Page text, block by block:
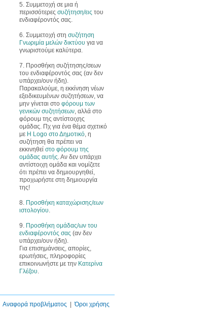
5. Συμμετοχή σε μια ή
περισσότερες συζήτηση/εις του
ενδιαφέροντός σας.
6. Συμμετοχή στη συζήτηση
Γνωριμία μελών δικτύου για να
γνωριστούμε καλύτερα.
7. Προσθήκη συζήτησης/σεων
του ενδιαφέροντός σας (αν δεν
υπάρχει/ουν ήδη).
Παρακαλούμε, η εκκίνηση νέων
εξειδικευμένων συζητήσεων, να
μην γίνεται στο φόρουμ των
γενικών συζητήσεων, αλλά στο
φόρουμ της αντίστοιχης
ομάδας. Πχ για ένα θέμα σχετικό
με Η Logo στο Δημοτικό, η
συζήτηση θα πρέπει να
εκκινηθεί στο φόρουμ της
ομάδας αυτής. Αν δεν υπάρχει
αντίστοιχη ομάδα και νομίζετε
ότι πρέπει να δημιουργηθεί,
προχωρήστε στη δημιουργία
της!
8. Προσθήκη καταχώρισης/εων
ιστολογίου.
9. Προσθήκη ομάδας/ων του
ενδιαφέροντός σας (αν δεν
υπάρχει/ουν ήδη).
Για επισημάνσεις, απορίες,
ερωτήσεις, πληροφορίες
επικοινωνήστε με την Κατερίνα
Γλέζου.
Αναφορά προβλήματος |Όροι χρήσης